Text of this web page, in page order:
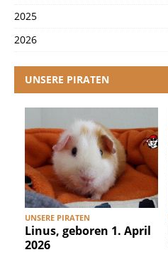
2025
2026
UNSERE PIRATEN
UNSERE PIRATEN
Linus, geboren 1. April
2026